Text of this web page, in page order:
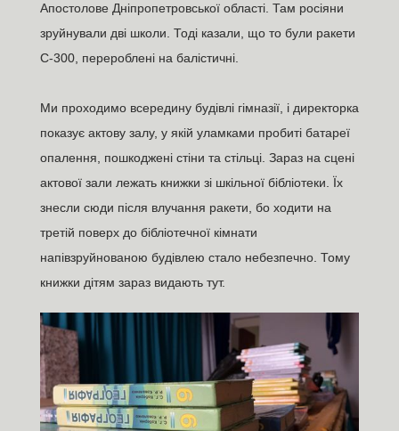
Апостолове Дніпропетровської області. Там росіяни
зруйнували дві школи. Тоді казали, що то були ракети
С-300, перероблені на балістичні.
Ми проходимо всередину будівлі гімназії, і директорка
показує актову залу, у якій уламками пробиті батареї
опалення, пошкоджені стіни та стільці. Зараз на сцені
актової зали лежать книжки зі шкільної бібліотеки. Їх
знесли сюди після влучання ракети, бо ходити на
третій поверх до бібліотечної кімнати
напівзруйнованою будівлею стало небезпечно. Тому
книжки дітям зараз видають тут.